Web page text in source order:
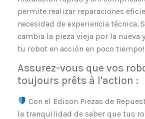
permite realizar reparaciones
necesidad de experiencia técnica.
cambia la pieza vieja por la nueva
tu robot en acción en poco tiempo!
Assurez-vous que vos
toujours prêts à l'action :
Con el Edison Piezas de
la tranquilidad de saber que tus